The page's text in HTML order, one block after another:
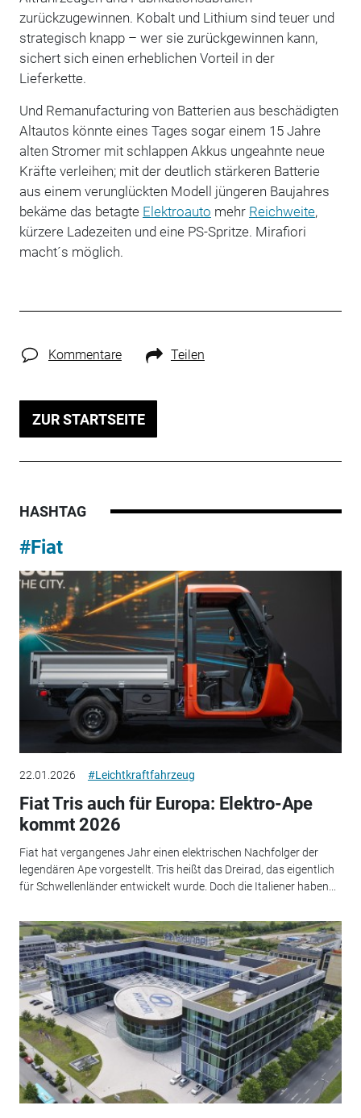
zurückzugewinnen. Kobalt und Lithium sind teuer und
strategisch knapp – wer sie zurückgewinnen kann,
sichert sich einen erheblichen Vorteil in der
Lieferkette.
Und Remanufacturing von Batterien aus beschädigten
Altautos könnte eines Tages sogar einem 15 Jahre
alten Stromer mit schlappen Akkus ungeahnte neue
Kräfte verleihen; mit der deutlich stärkeren Batterie
aus einem verunglückten Modell jüngeren Baujahres
bekäme das betagte Elektroauto mehr Reichweite,
kürzere Ladezeiten und eine PS-Spritze. Mirafiori
macht´s möglich.
Kommentare Teilen
ZUR STARTSEITE
HASHTAG
#Fiat
22.01.2026 #Leichtkraftfahrzeug
Fiat Tris auch für Europa: Elektro-Ape
kommt 2026
Fiat hat vergangenes Jahr einen elektrischen Nachfolger der
legendären Ape vorgestellt. Tris heißt das Dreirad, das eigentlich
für Schwellenländer entwickelt wurde. Doch die Italiener haben...